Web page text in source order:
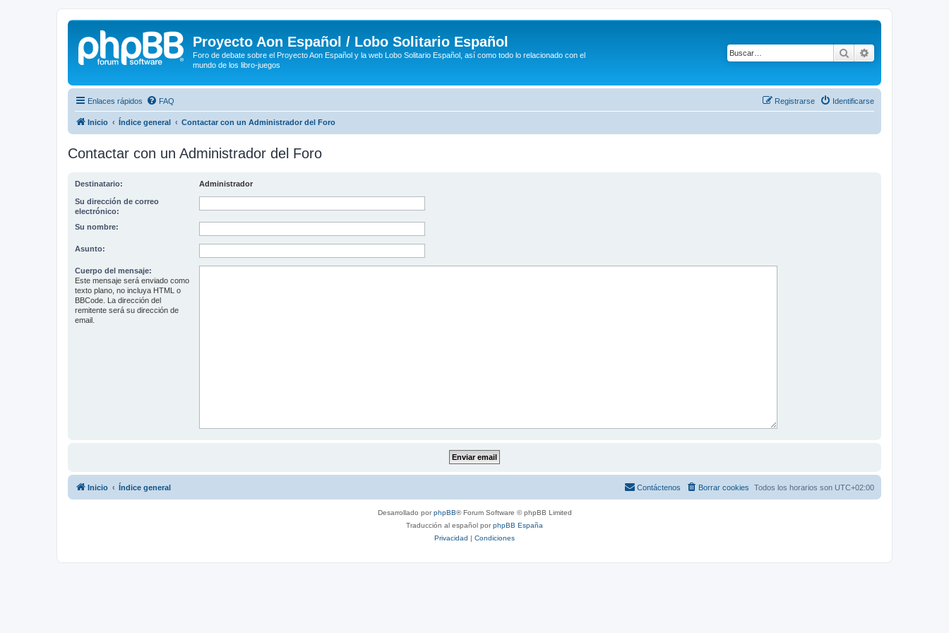
Proyecto Aon Español / Lobo Solitario Español
Foro de debate sobre el Proyecto Aon Español y la web Lobo Solitario Español, así como todo lo relacionado con el
mundo de los libro-juegos
Buscar
Enlaces rápidos FAQ Identificarse
Registrarse
Inicio Índice general Contactar con un Administrador del Foro
Contactar con un Administrador del Foro
Destinatario: Administrador
Su dirección de correo
electrónico:
Su nombre:
Asunto:
Cuerpo del mensaje:
Este mensaje será enviado como
texto plano, no incluya HTML o
BBCode. La dirección del
remitente será su dirección de
email.
Inicio Índice general Todos los horarios son UTC+02:00
Borrar cookies
Contáctenos
Desarrollado porphpBB® Forum Software © phpBB Limited
Traducción al español porphpBB España
Privacidad | Condiciones